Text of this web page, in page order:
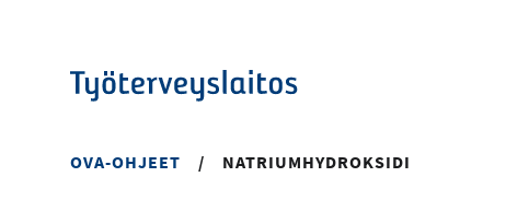
OVA-OHJEET / NATRIUMHYDROKSIDI